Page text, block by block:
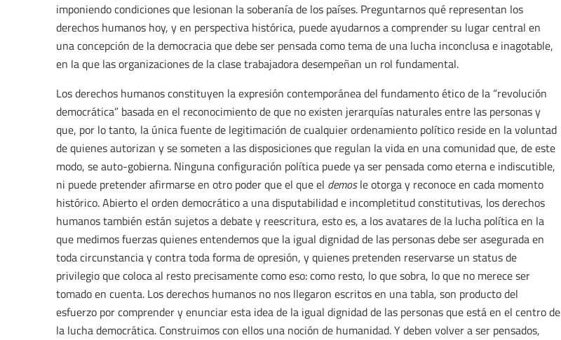
imponiendo condiciones que lesionan la soberanía de los países. Preguntarnos qué representan los
derechos humanos hoy, y en perspectiva histórica, puede ayudarnos a comprender su lugar central en
una concepción de la democracia que debe ser pensada como tema de una lucha inconclusa e inagotable,
en la que las organizaciones de la clase trabajadora desempeñan un rol fundamental.
Los derechos humanos constituyen la expresión contemporánea del fundamento ético de la “revolución
democrática” basada en el reconocimiento de que no existen jerarquías naturales entre las personas y
que, por lo tanto, la única fuente de legitimación de cualquier ordenamiento político reside en la voluntad
de quienes autorizan y se someten a las disposiciones que regulan la vida en una comunidad que, de este
modo, se auto-gobierna. Ninguna configuración política puede ya ser pensada como eterna e indiscutible,
ni puede pretender afirmarse en otro poder que el que el demosle otorga y reconoce en cada momento
histórico. Abierto el orden democrático a una disputabilidad e incompletitud constitutivas, los derechos
humanos también están sujetos a debate y reescritura, esto es, a los avatares de la lucha política en la
que medimos fuerzas quienes entendemos que la igual dignidad de las personas debe ser asegurada en
toda circunstancia y contra toda forma de opresión, y quienes pretenden reservarse un status de
privilegio que coloca al resto precisamente como eso: como resto, lo que sobra, lo que no merece ser
tomado en cuenta. Los derechos humanos no nos llegaron escritos en una tabla, son producto del
esfuerzo por comprender y enunciar esta idea de la igual dignidad de las personas que está en el centro de
la lucha democrática. Construimos con ellos una noción de humanidad. Y deben volver a ser pensados,